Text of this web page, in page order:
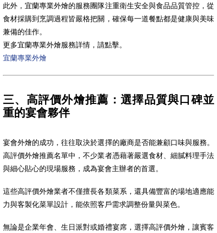
此外，宜蘭專業外燴的服務團隊注重衛生安全與食品品質管控，從
食材採購到烹調過程皆嚴格把關，確保每一道餐點都是健康與美味
兼備的佳作。
更多宜蘭專業外燴服務詳情，請點擊。
宜蘭專業外燴
三、高評價外燴推薦：選擇品質與口碑並
重的宴會夥伴
宴會外燴的成功，往往取決於選擇的廠商是否能兼顧口味與服務。
高評價外燴推薦名單中，不少業者憑藉著嚴選食材、細膩料理手法
與細心貼心的現場服務，成為宴會主辦者的首選。
這些高評價外燴業者不僅擅長各類菜系，還具備豐富的場地適應能
力與客製化菜單設計，能依照客戶需求調整份量與菜色。
無論是企業年會、生日派對或婚禮宴席，選擇高評價外燴，讓賓客